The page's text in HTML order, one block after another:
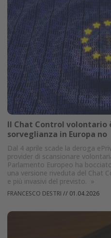
Il Chat Control volontario
sorveglianza in Europa no
Dal 4 aprile scade la deroga
provider di scansionare
Parlamento Europeo ha
una versione riveduta del Chat
e più invasivi del previsto. »
FRANCESCO DESTRI // 01.04.2026